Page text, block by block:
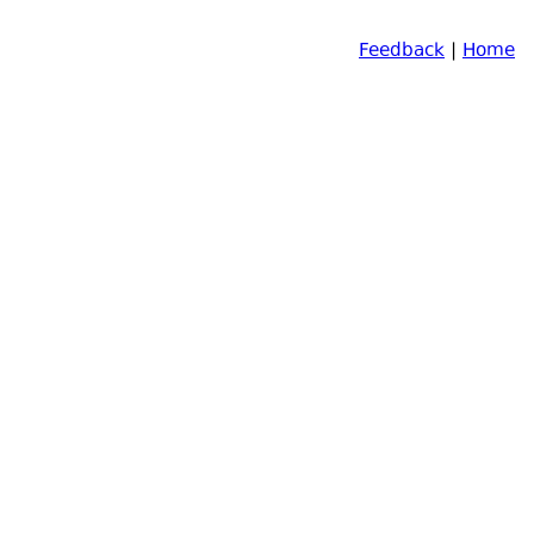
Feedback | Home